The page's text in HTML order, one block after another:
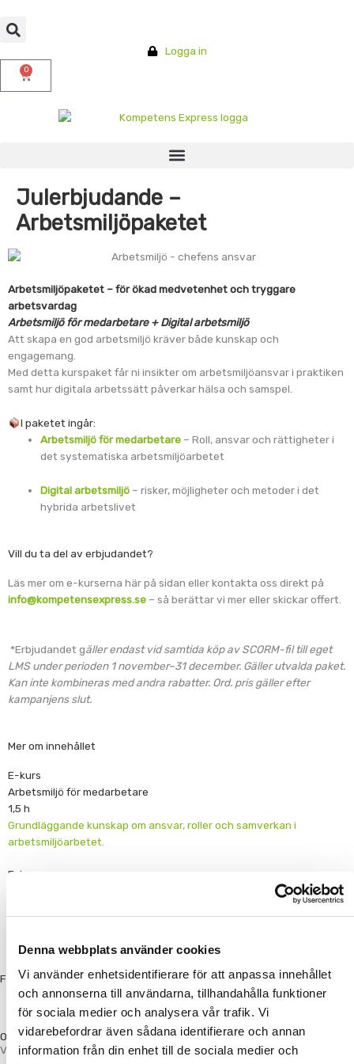
Denna webbplats använder cookies
Vi använder enhetsidentifierare för att anpassa innehållet
och annonserna till användarna, tillhandahålla funktioner
för sociala medier och analysera vår trafik. Vi
vidarebefordrar även sådana identifierare och annan
information från din enhet till de sociala medier och
till
innehåll
Logga in
0
Varukorg
Julerbjudande –
Arbetsmiljöpaketet
Arbetsmiljöpaketet – för ökad medvetenhet och tryggare
arbetsvardag
Arbetsmiljö för medarbetare + Digital arbetsmiljö
Att skapa en god arbetsmiljö kräver både kunskap och
engagemang.
Med detta kurspaket får ni insikter om arbetsmiljöansvar i praktiken
samt hur digitala arbetssätt påverkar hälsa och samspel.
I paketet ingår:
Arbetsmiljö för medarbetare – Roll, ansvar och rättigheter i
det systematiska arbetsmiljöarbetet
Digital arbetsmiljö – risker, möjligheter och metoder i det
hybrida arbetslivet
Vill du ta del av erbjudandet?
Läs mer om e-kurserna här på sidan eller kontakta oss direkt på
info@kompetensexpress.se – så berättar vi mer eller skickar offert.
*Erbjudandet gäller endast vid samtida köp av SCORM-fil till eget
LMS under perioden 1 november–31 december. Gäller utvalda paket.
Kan inte kombineras med andra rabatter. Ord. pris gäller efter
kampanjens slut.
Mer om innehållet
E-kurs
Arbetsmiljö för medarbetare
1,5 h
Grundläggande kunskap om ansvar, roller och samverkan i
arbetsmiljöarbetet.
E-kurs
Få tips och nyheter direkt till din mail:
Starta prenumeration
Om oss
Vi är specialister på att effektivisera lärandet med hjälp av e-kurser